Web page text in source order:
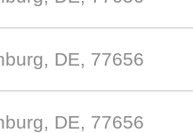
DE, 77656
DE, 77656